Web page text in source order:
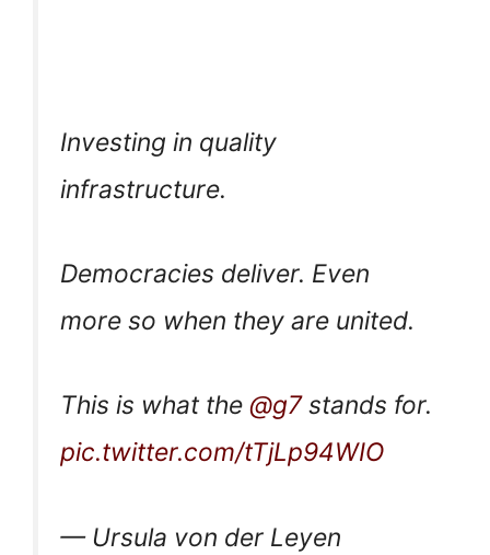
Investing in quality
infrastructure.
Democracies deliver. Even
more so when they are united.
This is what the @g7stands for.
pic.twitter.com/tTjLp94WIO
— Ursula von der Leyen